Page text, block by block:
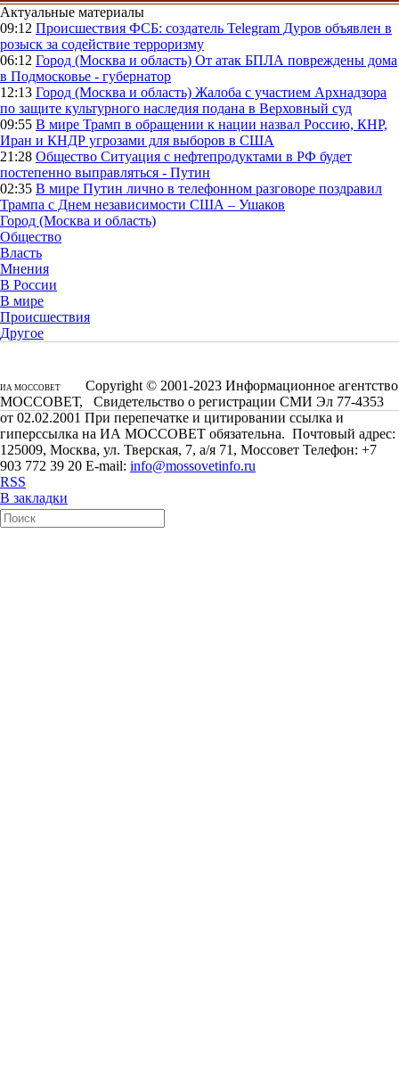
Актуальные материалы
09:12 Происшествия ФСБ: создатель Telegram Дуров объявлен в
розыск за содействие терроризму
06:12 Город (Москва и область) От атак БПЛА повреждены дома
в Подмосковье - губернатор
12:13 Город (Москва и область) Жалоба с участием Архнадзора
по защите культурного наследия подана в Верховный суд
09:55 В мире Трамп в обращении к нации назвал Россию, КНР,
Иран и КНДР угрозами для выборов в США
21:28 Общество Ситуация с нефтепродуктами в РФ будет
постепенно выправляться - Путин
02:35 В мире Путин лично в телефонном разговоре поздравил
Трампа с Днем независимости США – Ушаков
Город (Москва и область)
Общество
Власть
Мнения
В России
В мире
Происшествия
Другое
ИА МОССОВЕТ
Copyright © 2001-2023 Информационное агентство
МОССОВЕТ, Свидетельство о регистрации СМИ Эл 77-4353
от 02.02.2001 При перепечатке и цитировании ссылка и
гиперссылка на ИА МОССОВЕТ обязательна. Почтовый адрес:
125009, Москва, ул. Тверская, 7, а/я 71, Моссовет Телефон: +7
903 772 39 20 E-mail: info@mossovetinfo.ru
RSS
В закладки